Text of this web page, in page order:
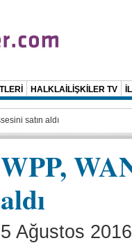
HALKLAİLİŞKİLER TV
satın aldı
WPP,
aldı
5 Ağustos